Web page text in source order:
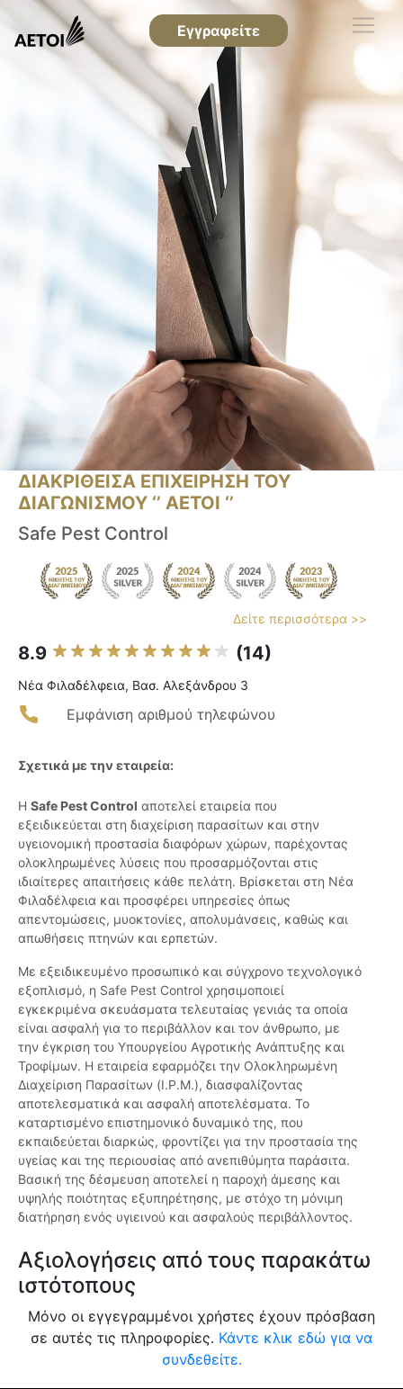
Εγγραφείτε
ΔΙΑΚΡΙΘΕΙΣΑ ΕΠΙΧΕΙΡΗΣΗ ΤΟΥ
ΔΙΑΓΩΝΙΣΜΟΥ ‘’ ΑΕΤΟΙ ‘’
Safe Pest Control
Δείτε περισσότερα >>
8.9 (14)
Νέα Φιλαδέλφεια, Βασ. Αλεξάνδρου 3
Εμφάνιση αριθμού τηλεφώνου
Σχετικά με την εταιρεία:
Η Safe Pest Control αποτελεί εταιρεία που
εξειδικεύεται στη διαχείριση παρασίτων και στην
υγειονομική προστασία διαφόρων χώρων, παρέχοντας
ολοκληρωμένες λύσεις που προσαρμόζονται στις
ιδιαίτερες απαιτήσεις κάθε πελάτη. Βρίσκεται στη Νέα
Φιλαδέλφεια και προσφέρει υπηρεσίες όπως
απεντομώσεις, μυοκτονίες, απολυμάνσεις, καθώς και
απωθήσεις πτηνών και ερπετών.
Με εξειδικευμένο προσωπικό και σύγχρονο τεχνολογικό
εξοπλισμό, η Safe Pest Control χρησιμοποιεί
εγκεκριμένα σκευάσματα τελευταίας γενιάς τα οποία
είναι ασφαλή για το περιβάλλον και τον άνθρωπο, με
την έγκριση του Υπουργείου Αγροτικής Ανάπτυξης και
Τροφίμων. Η εταιρεία εφαρμόζει την Ολοκληρωμένη
Διαχείριση Παρασίτων (I.P.M.), διασφαλίζοντας
αποτελεσματικά και ασφαλή αποτελέσματα. Το
καταρτισμένο επιστημονικό δυναμικό της, που
εκπαιδεύεται διαρκώς, φροντίζει για την προστασία της
υγείας και της περιουσίας από ανεπιθύμητα παράσιτα.
Βασική της δέσμευση αποτελεί η παροχή άμεσης και
υψηλής ποιότητας εξυπηρέτησης, με στόχο τη μόνιμη
διατήρηση ενός υγιεινού και ασφαλούς περιβάλλοντος.
Αξιολογήσεις από τους παρακάτω
ιστότοπους
Μόνο οι εγγεγραμμένοι χρήστες έχουν πρόσβαση
σε αυτές τις πληροφορίες. Κάντε κλικ εδώ για να
συνδεθείτε.